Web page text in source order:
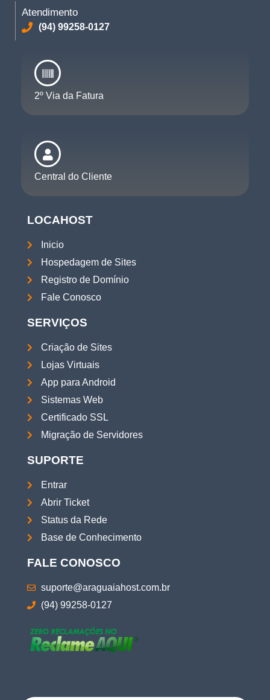
Atendimento
(94) 99258-0127
2º Via da Fatura
Central do Cliente
LOCAHOST
Inicio
Hospedagem de Sites
Registro de Domínio
Fale Conosco
SERVIÇOS
Criação de Sites
Lojas Virtuais
App para Android
Sistemas Web
Certificado SSL
Migração de Servidores
SUPORTE
Entrar
Abrir Ticket
Status da Rede
Base de Conhecimento
FALE CONOSCO
suporte@araguaiahost.com.br
(94) 99258-0127